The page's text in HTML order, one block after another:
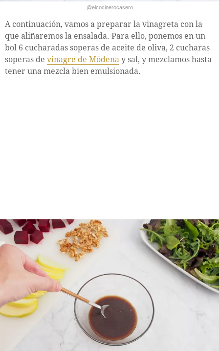
@elcocinerocasero
A continuación, vamos a preparar la vinagreta con la
que aliñaremos la ensalada. Para ello, ponemos en un
bol 6 cucharadas soperas de aceite de oliva, 2 cucharas
soperas de vinagre de Módena y sal, y mezclamos hasta
tener una mezcla bien emulsionada.